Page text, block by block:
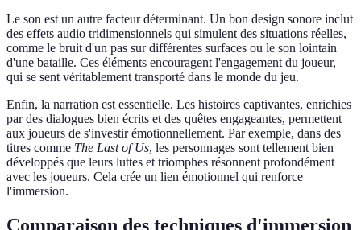
Le son est un autre facteur déterminant. Un bon design sonore inclut
des effets audio tridimensionnels qui simulent des situations réelles,
comme le bruit d'un pas sur différentes surfaces ou le son lointain
d'une bataille. Ces éléments encouragent l'engagement du joueur,
qui se sent véritablement transporté dans le monde du jeu.
Enfin, la narration est essentielle. Les histoires captivantes, enrichies
par des dialogues bien écrits et des quêtes engageantes, permettent
aux joueurs de s'investir émotionnellement. Par exemple, dans des
titres comme The Last of Us, les personnages sont tellement bien
développés que leurs luttes et triomphes résonnent profondément
avec les joueurs. Cela crée un lien émotionnel qui renforce
l'immersion.
Comparaison des techniques d'immersion